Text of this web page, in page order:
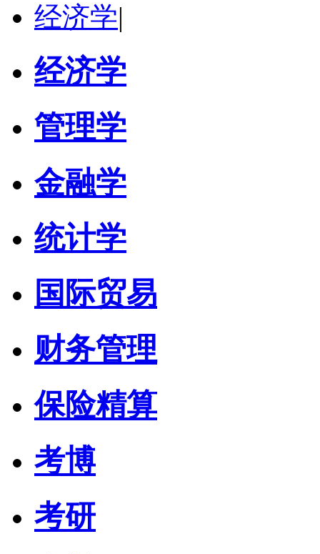
经济学|
经济学
管理学
金融学
统计学
国际贸易
财务管理
保险精算
考博
考研